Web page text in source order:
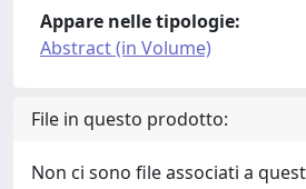
Appare nelle tipologie:
Abstract (in Volume)
File in questo prodotto:
Non ci sono file associati a